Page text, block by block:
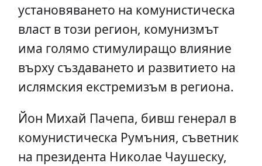
установяването на комунистическа
власт в този регион, комунизмът
има голямо стимулиращо влияние
върху създаването и развитието на
ислямския екстремизъм в региона.
Йон Михай Пачепа, бивш генерал в
комунистическа Румъния, съветник
на президента Николае Чаушеску,